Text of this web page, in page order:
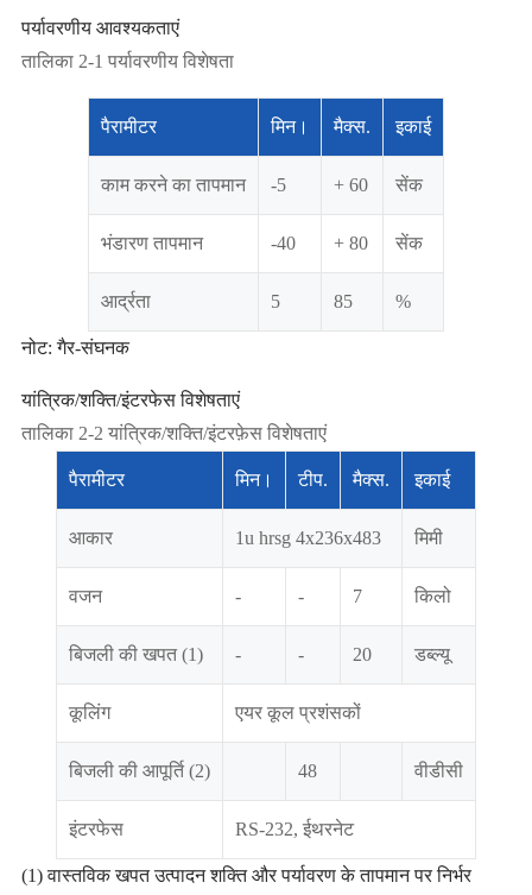
पर्यावरणीय आवश्यकताएं
तालिका 2-1 पर्यावरणीय विशेषता
पैरामीटर मिन। मैक्स. इकाई
काम करने का तापमान -5 + 60 सेंक
भंडारण तापमान -40 + 80 सेंक
आर्द्रता 5 85 %
नोट: गैर-संघनक
यांत्रिक/शक्ति/इंटरफेस विशेषताएं
तालिका 2-2 यांत्रिक/शक्ति/इंटरफ़ेस विशेषताएं
पैरामीटर मिन। टीप. मैक्स. इकाई
आकार 1u hrsg 4x236x483 मिमी
वजन - - 7 किलो
बिजली की खपत (1) - - 20 डब्ल्यू
कूलिंग एयर कूल प्रशंसकों
बिजली की आपूर्ति (2) 48 वीडीसी
इंटरफेस RS-232, ईथरनेट
(1) वास्तविक खपत उत्पादन शक्ति और पर्यावरण के तापमान पर निर्भर